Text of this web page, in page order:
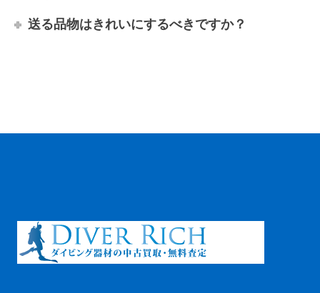
送る品物はきれいにするべきですか？